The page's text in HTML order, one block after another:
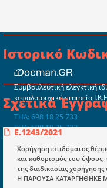
Ιστορικό
Σχετικά
Ε.1243/2021
Χορήγηση επιδόματος
και καθορισμός του
της διαδικασίας χορήγησης
Η ΠΑΡΟΥΣΑ ΚΑΤΑΡΓΗΘΗΚΕ
Συμβουλευτική ελεγκτική
κεφαλαιουχική εταιρεία Ι.Κ.Ε
ΤΗΛ: 698 18 25 733
ΤΗΛ: 698 18 25 732
mydocmangr@gmail.com
Docman.gr
Ποιοί είμαστε;